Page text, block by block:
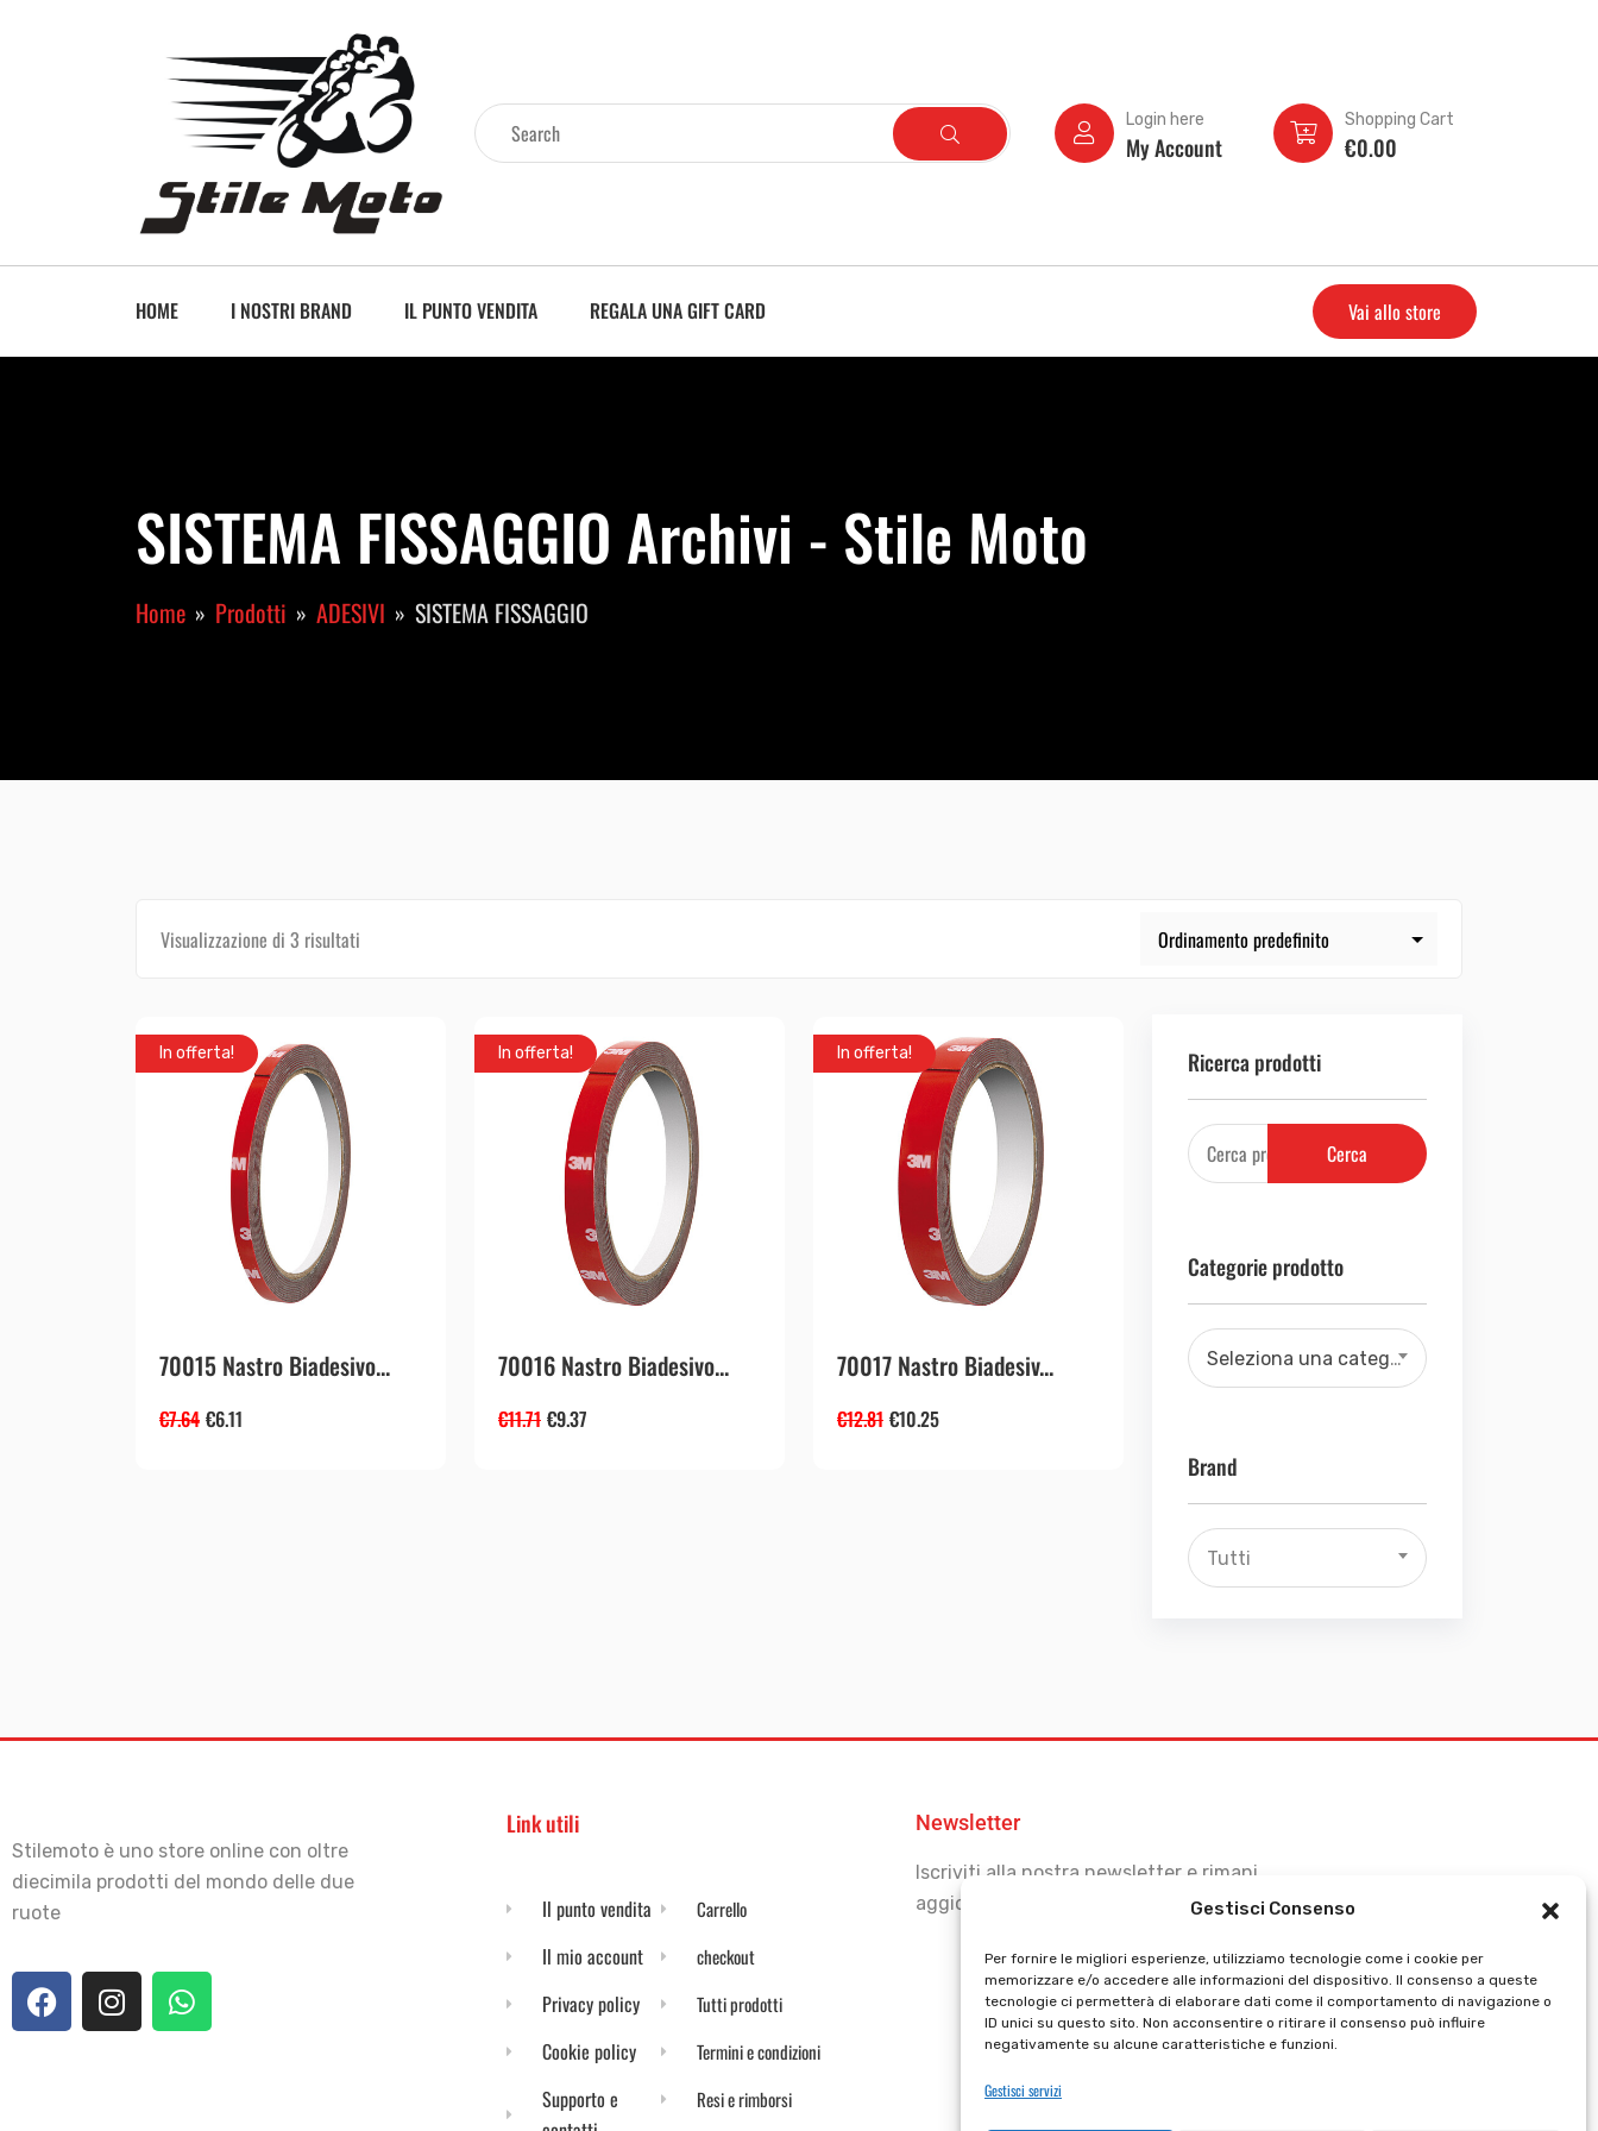
Gestisci Consenso
Per fornire le migliori esperienze, utilizziamo tecnologie come i cookie per
memorizzare e/o accedere alle informazioni del dispositivo. Il consenso a queste
tecnologie ci permetterà di elaborare dati come il comportamento di navigazione o
ID unici su questo sito. Non acconsentire o ritirare il consenso può influire
negativamente su alcune caratteristiche e funzioni.
Gestisci servizi
Login here
My Account
Shopping Cart
€0.00
HOME I NOSTRI BRAND IL PUNTO VENDITA REGALA UNA GIFT CARD Vai allo store
SISTEMA FISSAGGIO Archivi - Stile Moto
Home Prodotti ADESIVI SISTEMA FISSAGGIO
Visualizzazione di 3 risultati
In offerta!
70015 Nastro Biadesivo...
€7.64 €6.11
In offerta!
70016 Nastro Biadesivo...
€11.71 €9.37
In offerta!
70017 Nastro Biadesiv...
€12.81 €10.25
Ricerca prodotti
Cerca
Categorie prodotto
Seleziona una categoria
Brand
Tutti
Stilemoto è uno store online con oltre
diecimila prodotti del mondo delle due
ruote
Link utili
Il punto vendita
Il mio account
Privacy policy
Cookie policy
Supporto e
Carrello
checkout
Tutti prodotti
Termini e condizioni
Resi e rimborsi
Newsletter
Iscriviti alla nostra newsletter e rimani
aggiornato